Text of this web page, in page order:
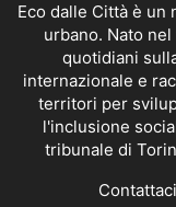
Eco dalle Città è
urbano. Nato
quotidiani
internazionale e
territori per
l'inclusione
tribunale di